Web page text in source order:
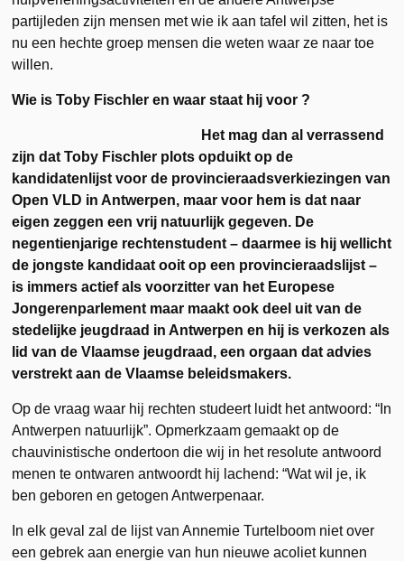
partijleden zijn mensen met wie ik aan tafel wil zitten, het is
nu een hechte groep mensen die weten waar ze naar toe
willen.
Wie is Toby Fischler en waar staat hij voor ?
Het mag dan al verrassend
zijn dat Toby Fischler plots opduikt op de
kandidatenlijst voor de provincieraadsverkiezingen van
Open VLD in Antwerpen, maar voor hem is dat naar
eigen zeggen een vrij natuurlijk gegeven. De
negentienjarige rechtenstudent – daarmee is hij wellicht
de jongste kandidaat ooit op een provincieraadslijst –
is immers actief als voorzitter van het Europese
Jongerenparlement maar maakt ook deel uit van de
stedelijke jeugdraad in Antwerpen en hij is verkozen als
lid van de Vlaamse jeugdraad, een orgaan dat advies
verstrekt aan de Vlaamse beleidsmakers.
Op de vraag waar hij rechten studeert luidt het antwoord: “In
Antwerpen natuurlijk”. Opmerkzaam gemaakt op de
chauvinistische ondertoon die wij in het resolute antwoord
menen te ontwaren antwoordt hij lachend: “Wat wil je, ik
ben geboren en getogen Antwerpenaar.
In elk geval zal de lijst van Annemie Turtelboom niet over
een gebrek aan energie van hun nieuwe acoliet kunnen